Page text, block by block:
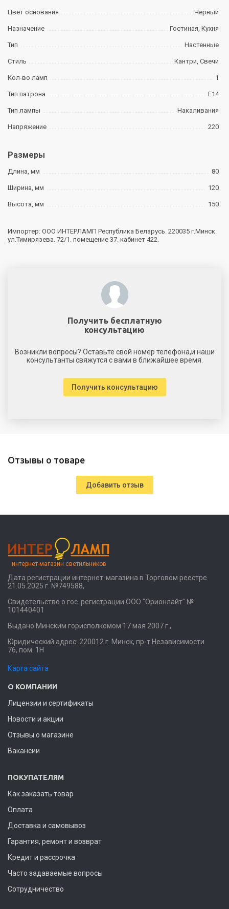
Цвет основания Черный
Назначение Гостиная, Кухня
Тип Настенные
Стиль Кантри, Свечи
Кол-во ламп 1
Тип патрона E14
Тип лампы Накаливания
Напряжение 220
Размеры
Длина, мм 80
Ширина, мм 120
Высота, мм 150
Импортер: ООО ИНТЕРЛАМП Республика Беларусь. 220035 г.Минск.
ул.Тимирязева. 72/1. помещение 37. кабинет 422.
Получить бесплатную
консультацию
Возникли вопросы? Оставьте свой номер телефона,и наши
консультанты свяжутся с вами в ближайшее время.
Получить консультацию
Отзывы о товаре
Добавить отзыв
интернет-магазин светильников
Дата регистрации интернет-магазина в Торговом реестре
21.05.2025 г. №749588,
Свидетельство о гос. регистрации ООО "Орионлайт" №
101440401
Выдано Минским горисполкомом 17 мая 2007 г.,
Юридический адрес: 220012 г. Минск, пр-т Независимости
76, пом. 1Н
Карта сайта
О КОМПАНИИ
Лицензии и сертификаты
Новости и акции
Отзывы о магазине
Вакансии
ПОКУПАТЕЛЯМ
Как заказать товар
Оплата
Доставка и самовывоз
Гарантия, ремонт и возврат
Кредит и рассрочка
Часто задаваемые вопросы
Сотрудничество